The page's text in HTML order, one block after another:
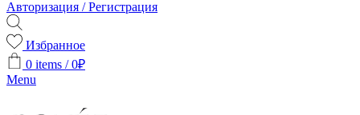
Авторизация / Регистрация
Избранное
0 items / 0₽
Menu